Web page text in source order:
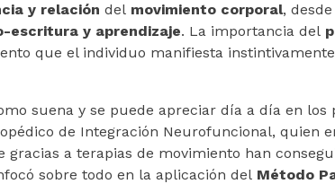
y relación del movimiento corporal,
escritura y aprendizaje. La importancia del
que el individuo manifiesta
suena y se puede apreciar día a día en los
de Integración Neurofuncional, quien
a terapias de movimiento han
sobre todo en la aplicación del Método
He leído y acepto la política de privacidad